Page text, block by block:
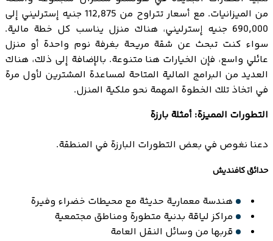
من الميزانيات. مع أسعار تتراوح من 112,875 جنيه إسترليني إلى
690,000 جنيه إسترليني، هناك منزل يناسب كل خطة مالية.
سواء كنت تبحث عن شقة مريحة بغرفة نوم واحدة أو منزل
عائلي واسع، فإن الخيارات هنا متنوعة. بالإضافة إلى ذلك، هناك
العديد من البرامج المالية المتاحة لمساعدة المشترين لأول مرة
في اتخاذ تلك الخطوة المهمة نحو ملكية المنزل.
التطورات المميزة: أمثلة بارزة
دعنا نغوص في بعض التطورات البارزة في المنطقة.
حدائق كافنديش
هندسة معمارية حديثة مع محيطات خضراء وفيرة
مراكز لياقة بدنية متطورة ومناطق مجتمعية
قربها من وسائل النقل العامة